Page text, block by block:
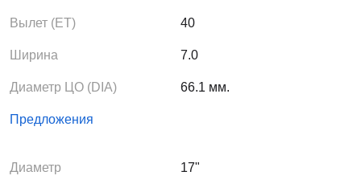
Вылет (ЕТ) 40
Ширина 7.0
Диаметр ЦО (DIA) 66.1 мм.
Предложения
Диаметр 17"